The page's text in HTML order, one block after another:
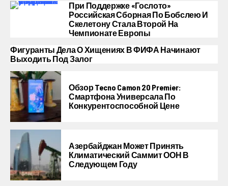
При Поддержке «Гослото»
Российская Сборная По Бобслею И
Скелетону Стала Второй На
Чемпионате Европы
Фигуранты Дела О Хищениях В ФИФА Начинают
Выходить Под Залог
Обзор Tecno Camon 20 Premier:
Смартфона Универсала По
Конкурентоспособной Цене
Азербайджан Может Принять
Климатический Саммит ООН В
Следующем Году